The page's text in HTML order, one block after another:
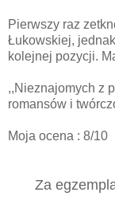
Pierwszy raz
Łukowskiej,
kolejnej pozycji.
,,Nieznajomych z
romansów i
Moja ocena : 8/10
Za